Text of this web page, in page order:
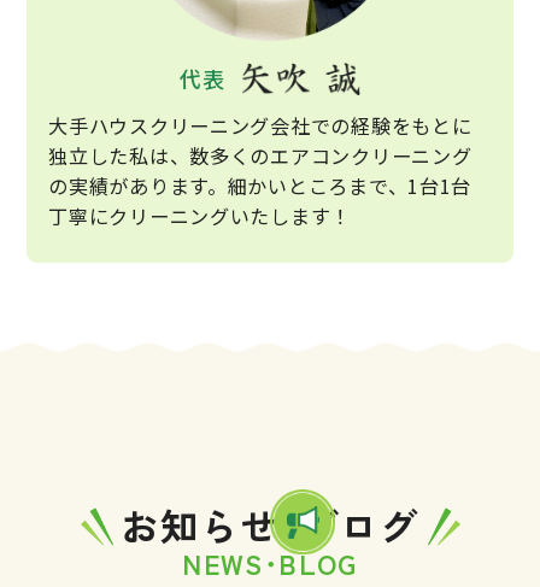
代表
大手ハウスクリーニング会社での経験をもとに
独立した私は、数多くのエアコンクリーニング
の実績があります。 細かいところまで、 1台1台
丁寧にクリーニングいたします！
お知らせ･ブログ
NEWS･BLOG